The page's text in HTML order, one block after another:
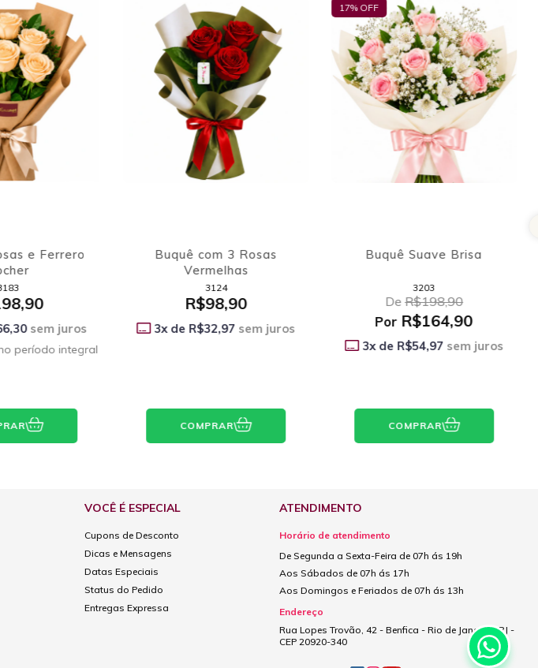
e Ferrero
sem juros
período integral
Buquê com 3 Rosas
Vermelhas
3124
R$98,90
3x de R$32,97 sem juros
COMPRAR
17% OFF
Buquê Suave Brisa
3203
De R$198,90
PorR$164,90
3x de R$54,97 sem juros
COMPRAR
VOCÊ É ESPECIAL
Cupons de Desconto
Dicas e Mensagens
Datas Especiais
Status do Pedido
Entregas Expressa
ATENDIMENTO
Horário de atendimento
De Segunda a Sexta-Feira de 07h ás 19h
Aos Sábados de 07h ás 17h
Aos Domingos e Feriados de 07h ás 13h
Endereço
Rua Lopes Trovão, 42 - Benfica - Rio de Janeiro - RJ -
CEP 20920-340